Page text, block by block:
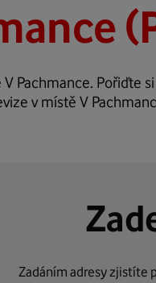
Pachmance. Pořiďte
v místě V
Zadáním adresy zjistíte